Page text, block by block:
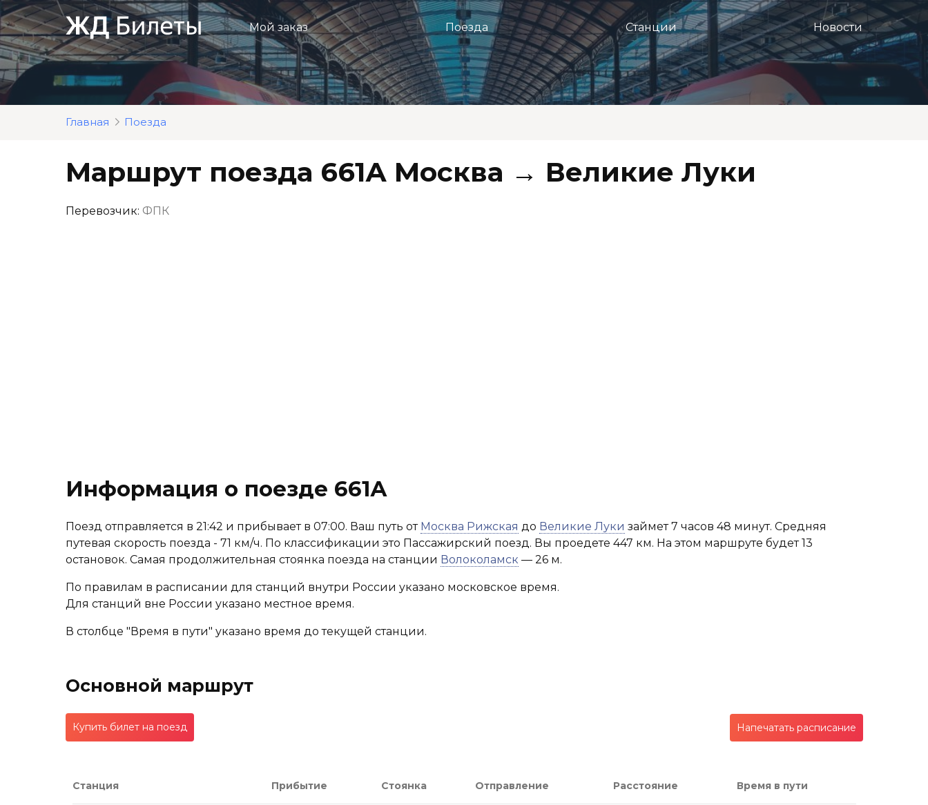
Перейти
к
контенту
Мой заказ Поезда Станции Новости
Главная Поезда
Маршрут поезда 661А Москва → Великие Луки
Перевозчик: ФПК
Информация о поезде 661А
Поезд отправляется в 21:42 и прибывает в 07:00. Ваш путь от Москва Рижская до Великие Луки займет 7 часов 48 минут. Средняя
путевая скорость поезда - 71 км/ч. По классификации это Пассажирский поезд. Вы проедете 447 км. На этом маршруте будет 13
остановок. Самая продолжительная стоянка поезда на станции Волоколамск — 26 м.
По правилам в расписании для станций внутри России указано московское время.
Для станций вне России указано местное время.
В столбце "Время в пути" указано время до текущей станции.
Основной маршрут
Купить билет на поезд Напечатать расписание
Станция Прибытие Стоянка Отправление Расстояние Время в пути